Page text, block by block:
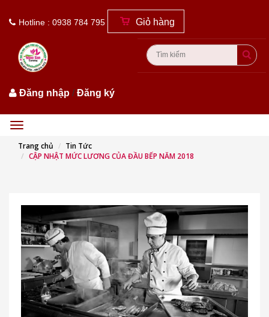
Hotline : 0938 784 795 Giỏ hàng
Đăng nhập /Đăng ký
Menu
Trang chủ
Tin Tức
CẬP NHẬT MỨC LƯƠNG CỦA ĐẦU BẾP NĂM 2018